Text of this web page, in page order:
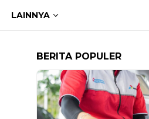
LAINNYA
BERITA POPULER